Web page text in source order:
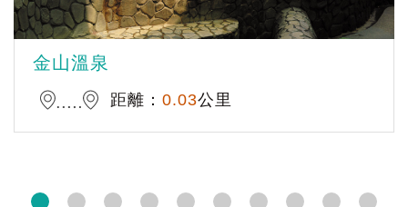
金山溫泉
距離： 0.03公里